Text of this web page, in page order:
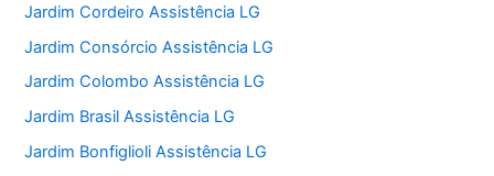
Jardim Cordeiro Assistência LG
Jardim Consórcio Assistência LG
Jardim Colombo Assistência LG
Jardim Brasil Assistência LG
Jardim Bonfiglioli Assistência LG